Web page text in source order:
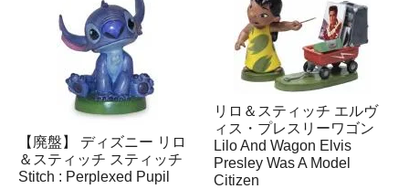
【廃盤】 ディズニー リロ
＆スティッチ スティッチ
Stitch : Perplexed Pupil
リロ＆スティッチ エルヴ
ィス・プレスリーワゴン
Lilo And Wagon Elvis
Presley Was A Model
Citizen